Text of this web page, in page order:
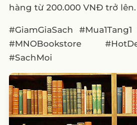
hàng từ 200.000 VNĐ trở lên.
#GiamGiaSach
#MNOBookstore
#SachMoi